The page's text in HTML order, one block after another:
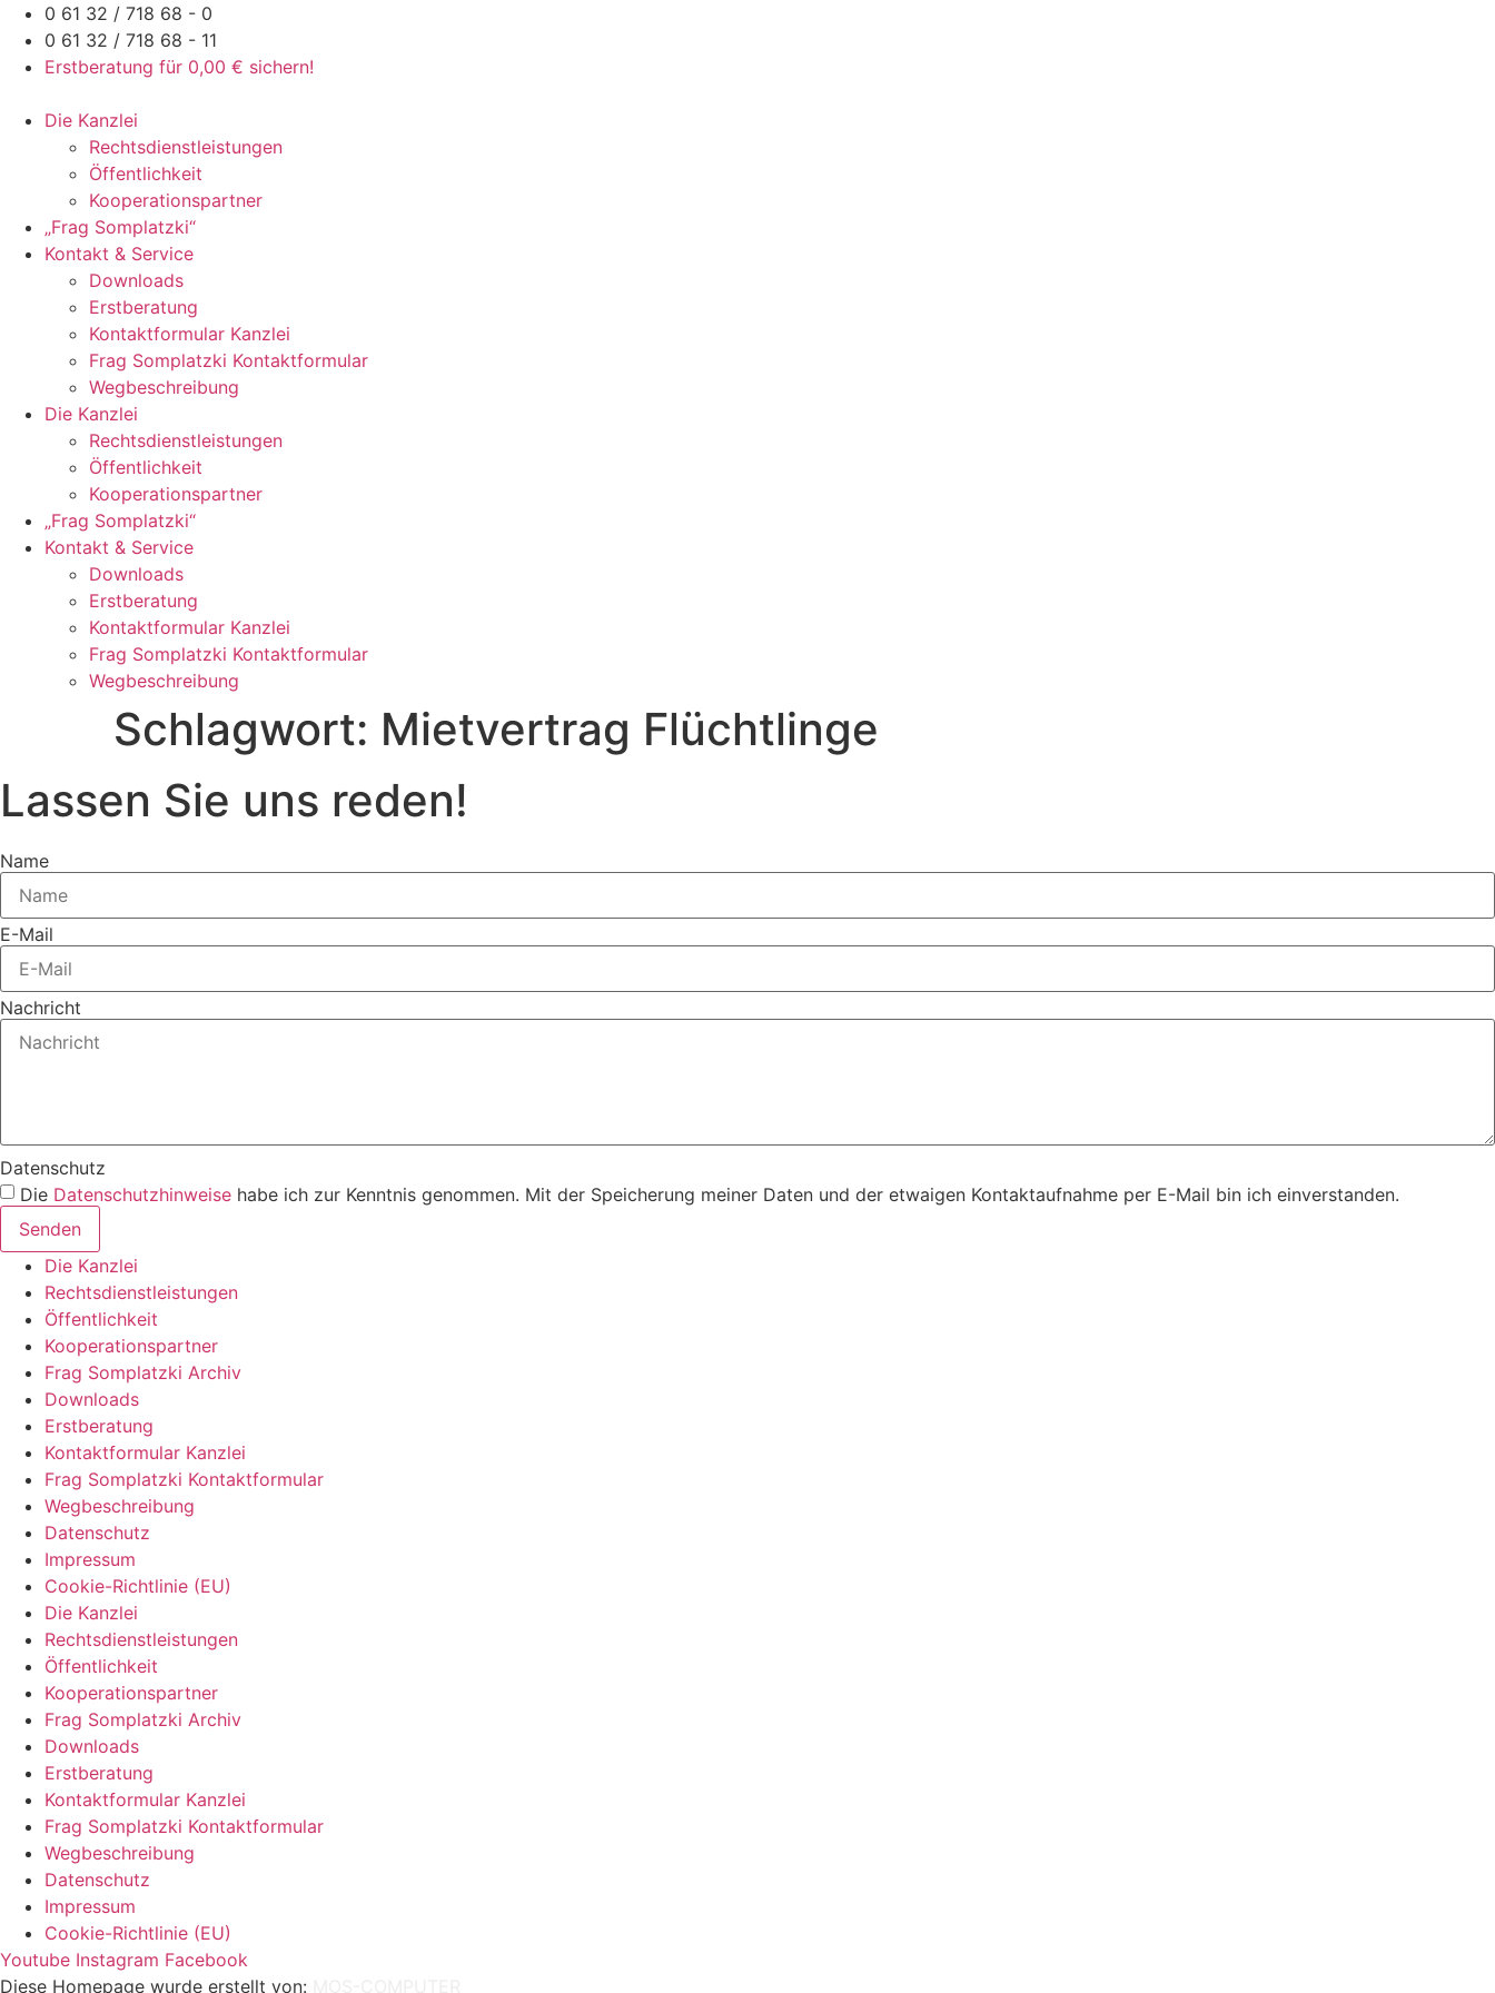
Zum
Inhalt
springen
0 61 32 / 718 68 - 0
0 61 32 / 718 68 - 11
Erstberatung für 0,00 € sichern!
Die Kanzlei
Rechtsdienstleistungen
Öffentlichkeit
Kooperationspartner
„Frag Somplatzki“
Kontakt & Service
Downloads
Erstberatung
Kontaktformular Kanzlei
Frag Somplatzki Kontaktformular
Wegbeschreibung
Die Kanzlei
Rechtsdienstleistungen
Öffentlichkeit
Kooperationspartner
„Frag Somplatzki“
Kontakt & Service
Downloads
Erstberatung
Kontaktformular Kanzlei
Frag Somplatzki Kontaktformular
Wegbeschreibung
Schlagwort: Mietvertrag Flüchtlinge
Lassen Sie uns reden!
Name
E-Mail
Nachricht
Datenschutz
Die Datenschutzhinweise habe ich zur Kenntnis genommen. Mit der Speicherung meiner Daten und der etwaigen Kontaktaufnahme per E-Mail bin ich einverstanden.
Senden
Die Kanzlei
Rechtsdienstleistungen
Öffentlichkeit
Kooperationspartner
Frag Somplatzki Archiv
Downloads
Erstberatung
Kontaktformular Kanzlei
Frag Somplatzki Kontaktformular
Wegbeschreibung
Datenschutz
Impressum
Cookie-Richtlinie (EU)
Die Kanzlei
Rechtsdienstleistungen
Öffentlichkeit
Kooperationspartner
Frag Somplatzki Archiv
Downloads
Erstberatung
Kontaktformular Kanzlei
Frag Somplatzki Kontaktformular
Wegbeschreibung
Datenschutz
Impressum
Cookie-Richtlinie (EU)
Youtube Instagram Facebook
Diese Homepage wurde erstellt von: